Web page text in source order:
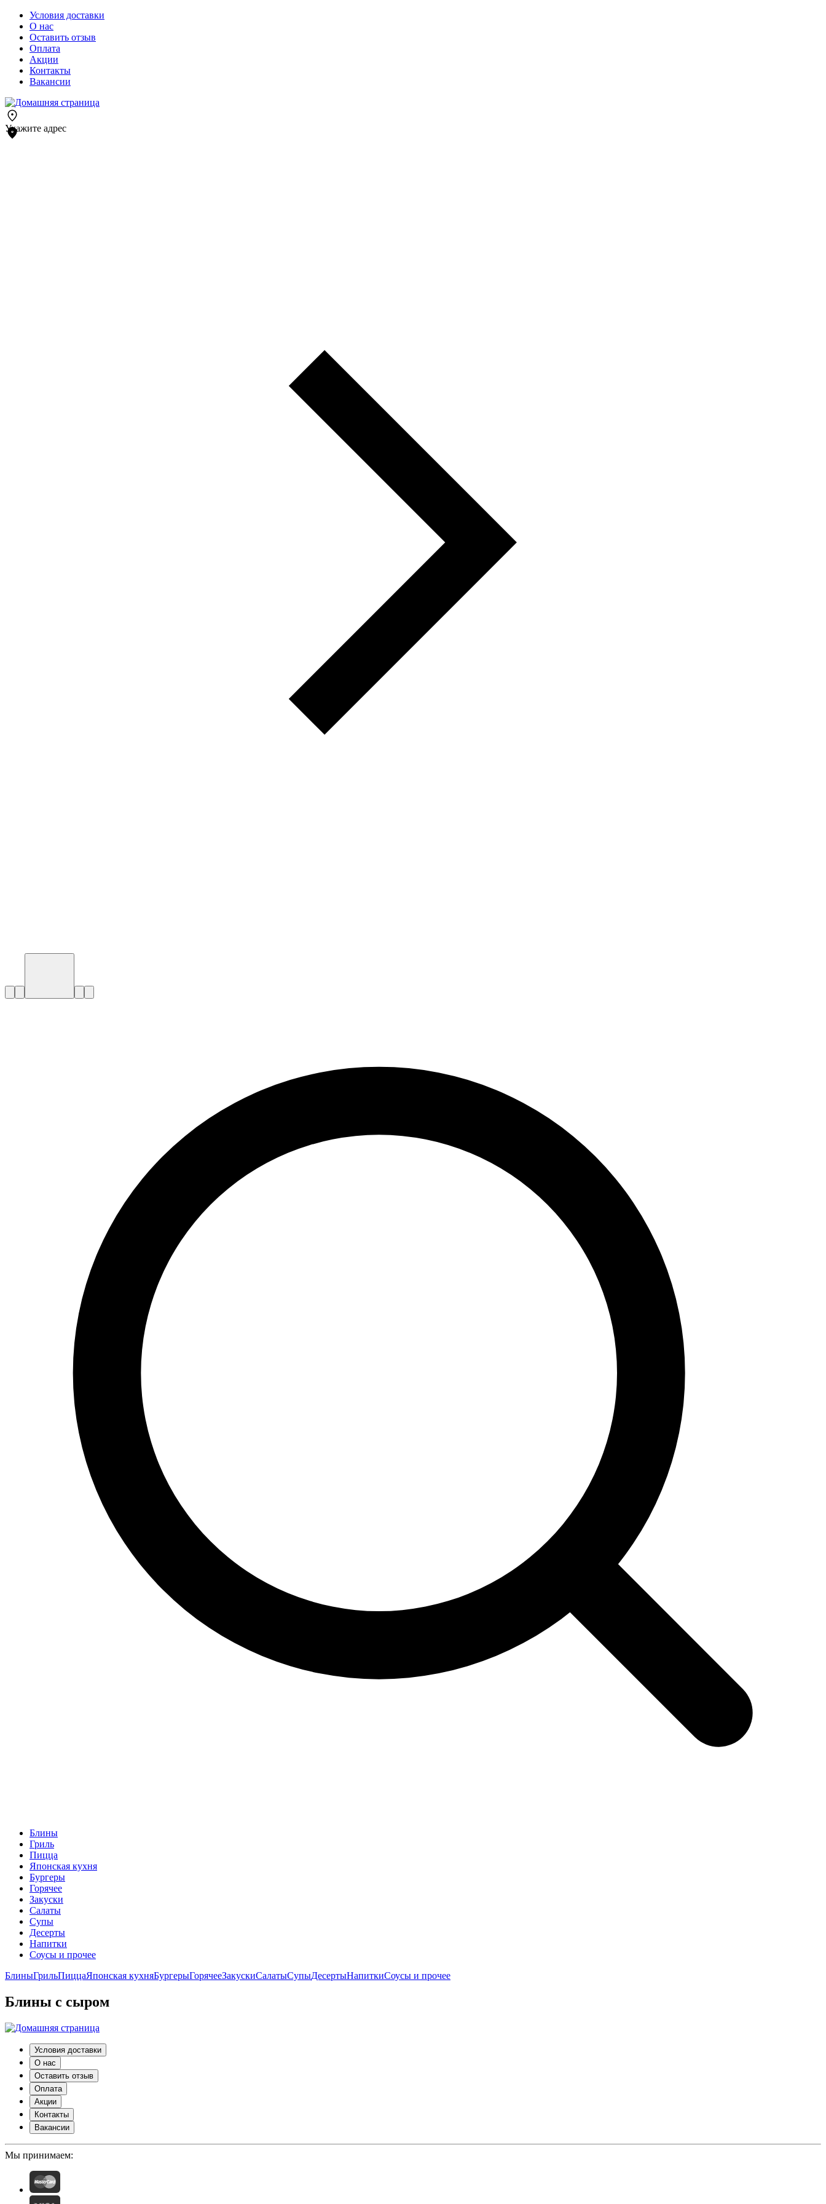
Условия доставки
О нас
Оставить отзыв
Оплата
Акции
Контакты
Вакансии
Укажите адрес
Блины
Гриль
Пицца
Японская кухня
Бургеры
Горячее
Закуски
Салаты
Супы
Десерты
Напитки
Соусы и прочее
БлиныГрильПиццаЯпонская кухняБургерыГорячееЗакускиСалатыСупыДесертыНапиткиСоусы и прочее
Блины с сыром
Условия доставки
О нас
Оставить отзыв
Оплата
Акции
Контакты
Вакансии
Мы принимаем: